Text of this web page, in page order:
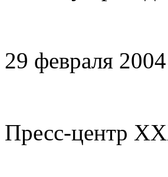
29 февраля
Пресс-центр